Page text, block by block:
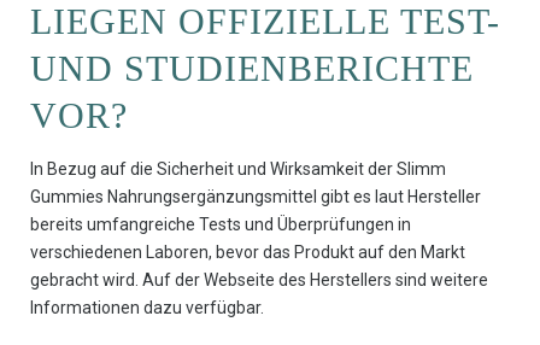
LIEGEN OFFIZIELLE TEST-
UND STUDIENBERICHTE
VOR?
In Bezug auf die Sicherheit und Wirksamkeit der Slimm
Gummies Nahrungsergänzungsmittel gibt es laut Hersteller
bereits umfangreiche Tests und Überprüfungen in
verschiedenen Laboren, bevor das Produkt auf den Markt
gebracht wird. Auf der Webseite des Herstellers sind weitere
Informationen dazu verfügbar.